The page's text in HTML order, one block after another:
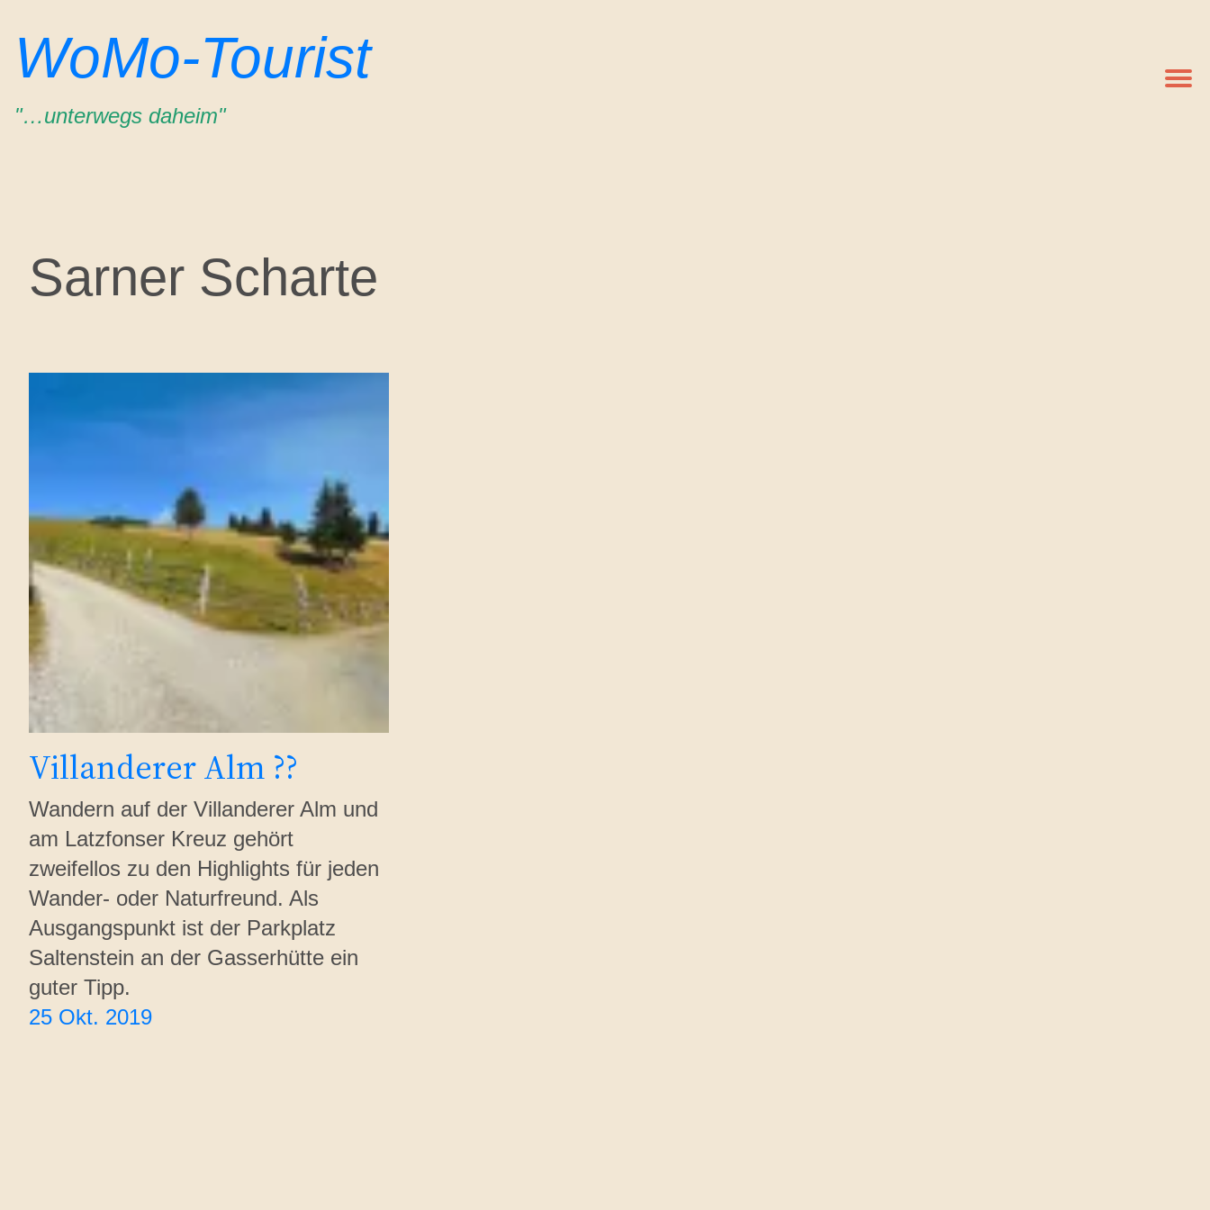
Inhalt
springen
WoMo-Tourist
"…unterwegs daheim"
Sarner Scharte
Villanderer Alm ??
Wandern auf der Villanderer Alm und
am Latzfonser Kreuz gehört
zweifellos zu den Highlights für jeden
Wander- oder Naturfreund. Als
Ausgangspunkt ist der Parkplatz
Saltenstein an der Gasserhütte ein
guter Tipp.
25 Okt. 2019